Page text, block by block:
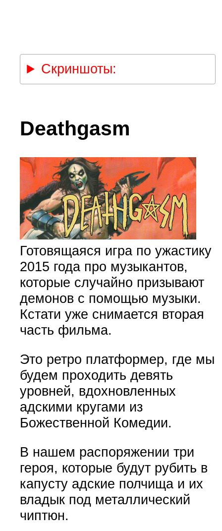
Скриншоты:
Deathgasm
Готовящаяся игра по ужастику
2015 года про музыкантов,
которые случайно призывают
демонов с помощью музыки.
Кстати уже снимается вторая
часть фильма.
Это ретро платформер, где мы
будем проходить девять
уровней, вдохновленных
адскими кругами из
Божественной Комедии.
В нашем распоряжении три
героя, которые будут рубить в
капусту адские полчища и их
владык под металлический
чиптюн.